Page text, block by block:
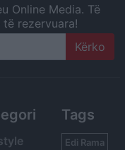
Online Media. Të
rezervuara!
Tags
Edi Rama